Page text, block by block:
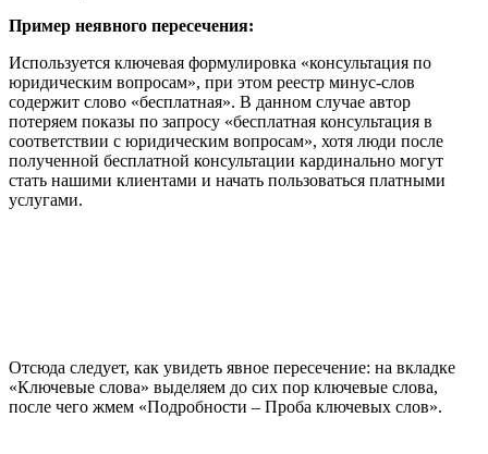
Пример неявного пересечения:
Используется ключевая формулировка «консультация по
юридическим вопросам», при этом реестр минус-слов
содержит слово «бесплатная». В данном случае автор
потеряем показы по запросу «бесплатная консультация в
соответствии с юридическим вопросам», хотя люди после
полученной бесплатной консультации кардинально могут
стать нашими клиентами и начать пользоваться платными
услугами.
Отсюда следует, как увидеть явное пересечение: на вкладке
«Ключевые слова» выделяем до сих пор ключевые слова,
после чего жмем «Подробности – Проба ключевых слов».